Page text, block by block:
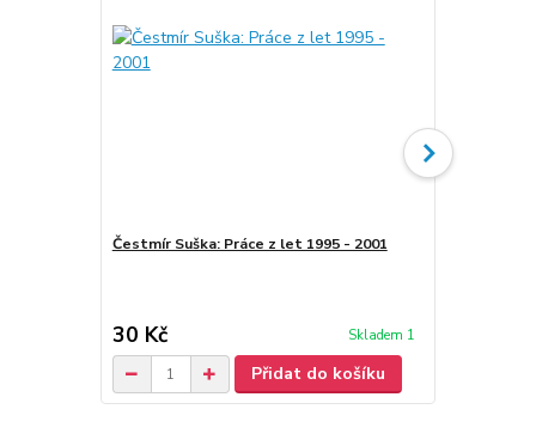
Čestmír Suška: Práce z let 1995 - 2001
30 Kč Skladem 1
Přidat do košíku